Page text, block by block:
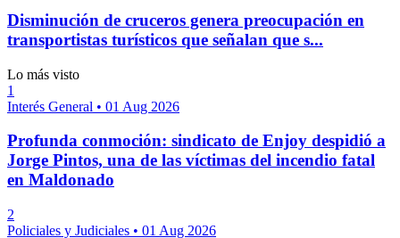
Disminución de cruceros genera preocupación en
transportistas turísticos que señalan que s...
Lo más visto
1
Interés General • 01 Aug 2026
Profunda conmoción: sindicato de Enjoy despidió a
Jorge Pintos, una de las víctimas del incendio fatal
en Maldonado
2
Policiales y Judiciales • 01 Aug 2026